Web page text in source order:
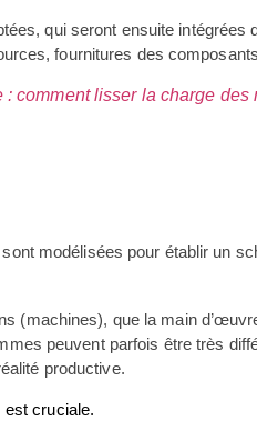
qui seront ensuite intégrées
fournitures des
comment lisser la charge des
sont modélisées pour établir un
(machines), que la main
peuvent parfois être très
productive.
est cruciale.